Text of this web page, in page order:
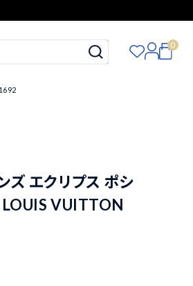
0
ズ エクリプス ポシ
LOUIS VUITTON